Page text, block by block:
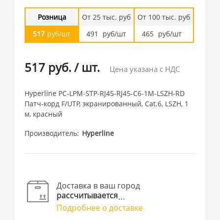
Розница
517 руб/шт
От 25 тыс. руб
491
руб/шт
От 100 тыс. руб
465 руб/шт
517 руб./ шт. Цена указана с НДС
Hyperline PC-LPM-STP-RJ45-RJ45-C6-1M-LSZH-RD
Патч-корд F/UTP, экранированный, Cat.6, LSZH, 1
м, красный
Производитель Hyperline
Доставка в ваш город
рассчитывается
Подробнее о доставке